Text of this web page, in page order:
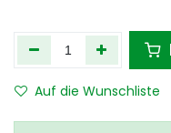
Auf die Wunschliste